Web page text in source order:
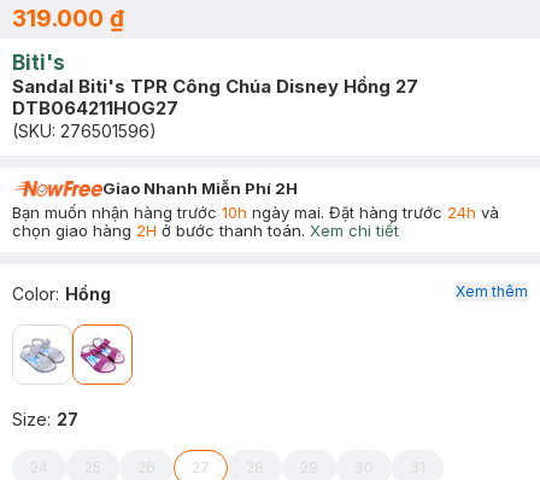
319.000 ₫
Biti's
Sandal Biti's TPR Công Chúa Disney Hồng 27
DTB064211HOG27
(SKU: 276501596)
Giao Nhanh Miễn Phí 2H
Bạn muốn nhận hàng trước 10h ngày mai. Đặt hàng trước 24h và
chọn giao hàng 2H ở bước thanh toán. Xem chi tiết
Color: Hồng
Size: 27
24 25 26 27 28 29 30 31
Xem thêm